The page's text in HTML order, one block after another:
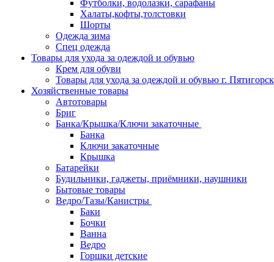
Футболки, водолазки, сарафаны
Халаты,кофты,толстовки
Шорты
Одежда зима
Спец одежда
Товары для ухода за одеждой и обувью
Крем для обуви
Товары для ухода за одеждой и обувью г. Пятигорск
Хозяйственные товары
Автотовары
Бриг
Банка/Крышка/Ключи закаточные
Банка
Ключи закаточные
Крышка
Батарейки
Будильники, гаджеты, приёмники, наушники
Бытовые товары
Ведро/Тазы/Канистры
Баки
Бочки
Ванна
Ведро
Горшки детские